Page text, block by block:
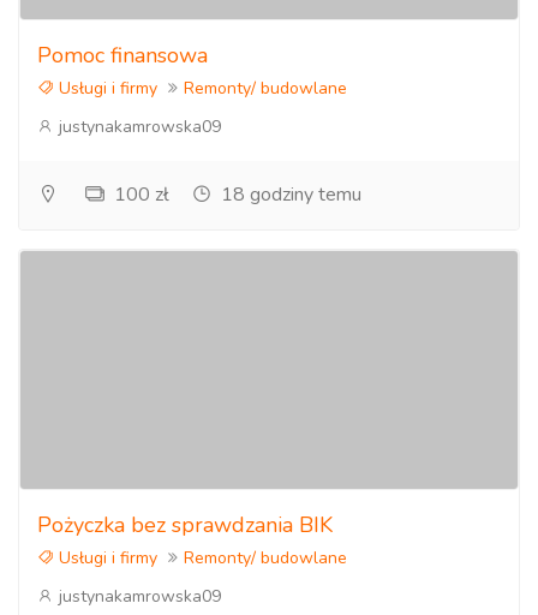
Pomoc finansowa
Usługi i firmy
Remonty/ budowlane
justynakamrowska09
100 zł 18 godziny temu
Pożyczka bez sprawdzania BIK
Usługi i firmy
Remonty/ budowlane
justynakamrowska09